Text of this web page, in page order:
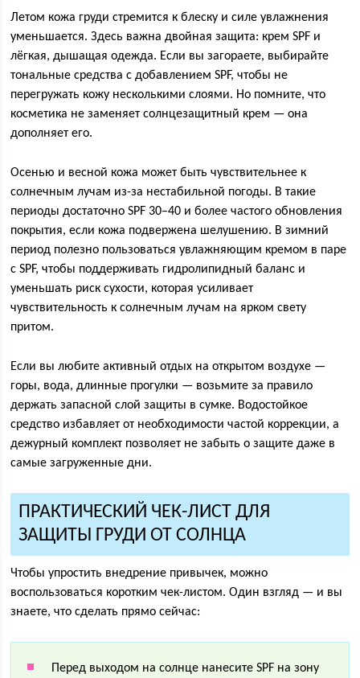
Летом кожа груди стремится к блеску и силе увлажнения
уменьшается. Здесь важна двойная защита: крем SPF и
лёгкая, дышащая одежда. Если вы загораете, выбирайте
тональные средства с добавлением SPF, чтобы не
перегружать кожу несколькими слоями. Но помните, что
косметика не заменяет солнцезащитный крем — она
дополняет его.
Осенью и весной кожа может быть чувствительнее к
солнечным лучам из-за нестабильной погоды. В такие
периоды достаточно SPF 30–40 и более частого обновления
покрытия, если кожа подвержена шелушению. В зимний
период полезно пользоваться увлажняющим кремом в паре
с SPF, чтобы поддерживать гидролипидный баланс и
уменьшать риск сухости, которая усиливает
чувствительность к солнечным лучам на ярком свету
притом.
Если вы любите активный отдых на открытом воздухе —
горы, вода, длинные прогулки — возьмите за правило
держать запасной слой защиты в сумке. Водостойкое
средство избавляет от необходимости частой коррекции, а
дежурный комплект позволяет не забыть о защите даже в
самые загруженные дни.
ПРАКТИЧЕСКИЙ ЧЕК-ЛИСТ ДЛЯ
ЗАЩИТЫ ГРУДИ ОТ СОЛНЦА
Чтобы упростить внедрение привычек, можно
воспользоваться коротким чек-листом. Один взгляд — и вы
знаете, что сделать прямо сейчас:
Перед выходом на солнце нанесите SPF на зону